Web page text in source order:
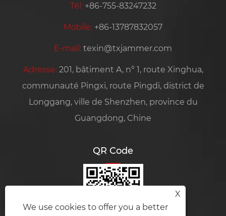
Tél: +86-755-83247232
Mobile: +86-13787832057
E-mail: texin@txjammer.com
Adresse: 201, bâtiment A, n° 1, route Xinghua,
communauté Pingxi, route Pingdi, district de
Longgang, ville de Shenzhen, province du
Guangdong, Chine
QR Code
X
We use cookies to offer you a better